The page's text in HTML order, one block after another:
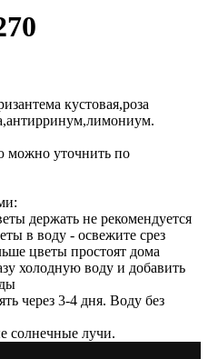
кустовая,роза
можно уточнить по
держать не рекомендуется
в воду - освежите срез
цветы простоят дома
холодную воду и добавить
через 3-4 дня. Воду без
солнечные лучи.